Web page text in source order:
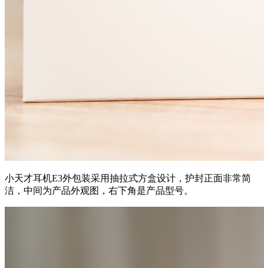
小天才耳机E3外包装采用抽拉式方盒设计，护封正面非常简
洁，中间为产品外观图，右下角是产品型号。